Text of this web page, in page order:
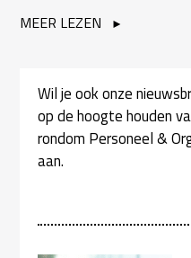
Wil je ook onze
op de hoogte houden
rondom Personeel &
aan.
MEER LEZEN